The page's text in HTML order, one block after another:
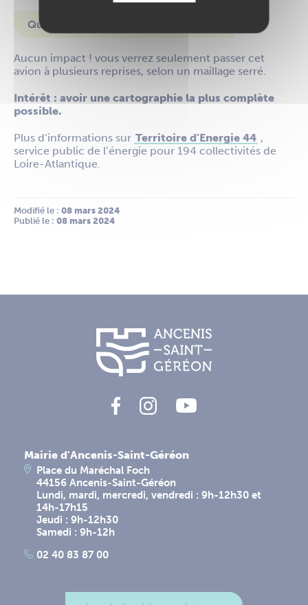
Quel impact de ce survol pour vous ?
Aucun impact ! vous verrez seulement passer cet
avion à plusieurs reprises, selon un maillage serré.
Intérêt : avoir une cartographie la plus complète
possible.
Plus d’informations sur Territoire d’Energie 44 ,
service public de l’énergie pour 194 collectivités de
Loire-Atlantique.
Modifié le : 08 mars 2024
Publié le : 08 mars 2024
Mairie d'Ancenis-Saint-Géréon
Place du Maréchal Foch
44156 Ancenis-Saint-Géréon
Lundi, mardi, mercredi, vendredi : 9h-12h30 et
14h-17h15
Jeudi : 9h-12h30
Samedi : 9h-12h
02 40 83 87 00